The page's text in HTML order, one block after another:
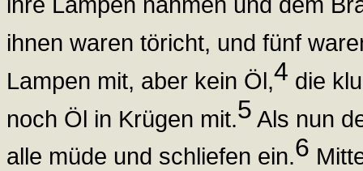
ihnen waren töricht, und fünf
Lampen mit, aber kein Öl,4 die
noch Öl in Krügen mit.5 Als nun
alle müde und schliefen ein.6